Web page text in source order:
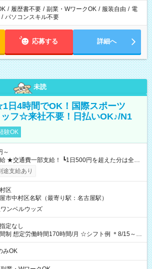
/ 履歴書不要 / 副業・WワークOK / 服装自由 / 電
/ パソコンスキル不要
応募する 詳細へ
未読
日4時間でOK！国際スポーツ
フ☆来社不要！日払いOK♪/N1
験OK
～
は全額
500円以内の方は自己負担となります ★日払い
あり） ┗働いたその日に現金GET♪ お仕事後はコン
途支給あり
区
市中村区名駅（最寄り駅：名古屋駅）
ンベルウッズ
定なし
定労働時間170時間/月 ☆シフト例 ＊8/15～
通 08：00～12：00 17：00～21：00 ＊8/31
記シフトもあります！ 12：00～16：00 ＊9/6～
みOK